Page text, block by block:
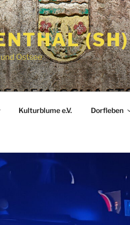
(SH)
Ostsee
Kulturblume e.V. Dorfleben